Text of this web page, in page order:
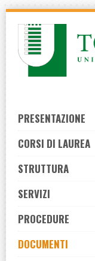
navigation
Skip
PRESENTAZIONE
CORSI DI LAUREA
STRUTTURA
SERVIZI
PROCEDURE
DOCUMENTI